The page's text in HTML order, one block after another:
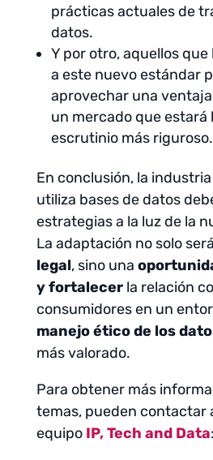
prácticas actuales de
datos.
Y por otro, aquellos
a este nuevo estándar
aprovechar una
un mercado que estará
escrutinio más riguroso.
En conclusión, la
utiliza bases de datos
estrategias a la luz de la
La adaptación no solo
legal, sino una
y fortalecerla relación
consumidores en un
manejo ético de los
más valorado.
Para obtener más
temas, pueden contactar
equipo IP, Tech and Data: